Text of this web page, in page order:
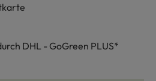
DHL - GoGreen PLUS*